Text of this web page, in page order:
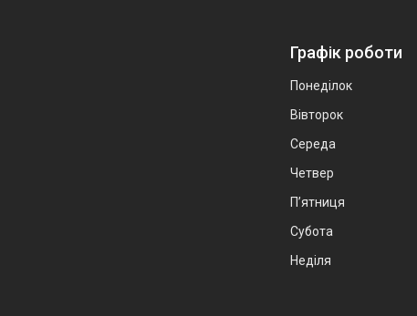
Графік роботи
Понеділок
Вівторок
Середа
Четвер
Пʼятниця
Субота
Неділя